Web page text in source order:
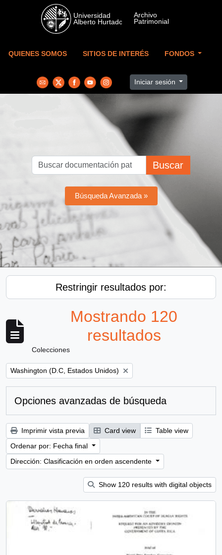
Skip to main content
QUIENES SOMOS SITIOS DE INTERÉS FONDOS
Iniciar sesión
Buscar
Búsqueda Avanzada »
Restringir resultados por:
Mostrando 120
resultados
Colecciones
Remove filter:
Washington (D.C, Estados Unidos)
Opciones avanzadas de búsqueda
Imprimir vista previa Card view
Table view
Ordenar por: Fecha final
Dirección: Clasificación en orden ascendente
Show 120 results with digital objects